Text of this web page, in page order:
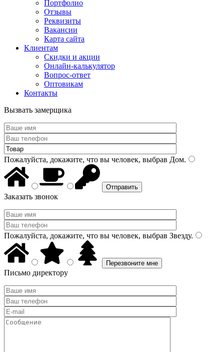
Портфолио
Отзывы
Реквизиты
Вакансии
Карта сайта
Клиентам
Скидки и акции
Онлайн-калькулятор
Вопрос-ответ
Оптовикам
Контакты
Вызвать замерщика
Пожалуйста, докажите, что вы человек, выбрав Дом.
Заказать звонок
Пожалуйста, докажите, что вы человек, выбрав Звезду.
Письмо директору